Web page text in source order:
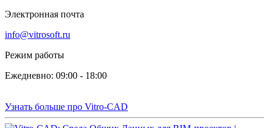
Электронная почта
info@vitrosoft.ru
Режим работы
Ежедневно: 09:00 - 18:00
Узнать больше про Vitro-CAD